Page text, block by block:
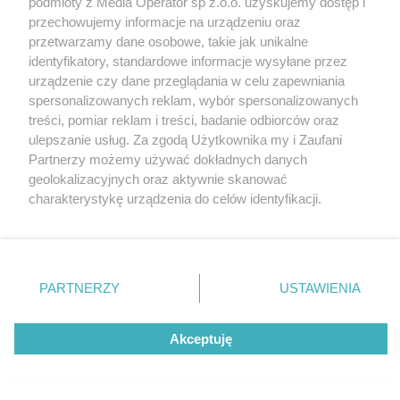
Tarnowskie Góry
Ruda Śląska
Świętochłowice
Tychy
Bytom
Katowice
Gliwice
Zabrze
Zagłębie
Newsletter
Reklama
przechowujemy informacje na urządzeniu oraz
przetwarzamy dane osobowe, takie jak unikalne
identyfikatory, standardowe informacje wysyłane przez
urządzenie czy dane przeglądania w celu zapewniania
spersonalizowanych reklam, wybór spersonalizowanych
treści, pomiar reklam i treści, badanie odbiorców oraz
ulepszanie usług. Za zgodą Użytkownika my i Zaufani
Partnerzy możemy używać dokładnych danych
geolokalizacyjnych oraz aktywnie skanować
charakterystykę urządzenia do celów identyfikacji.
zmienić/wycofać klikając przycisk ustawień prywatności
znajdujący się w lewym dolnym rogu strony
rodzaje przetwarzania danych nie wymagają zgody
użytkownika, ale masz prawo sprzeciwić się takiemu
przetwarzaniu. Preferencje będą miały zastosowania tylko
PARTNERZY USTAWIENIA
Akceptuję